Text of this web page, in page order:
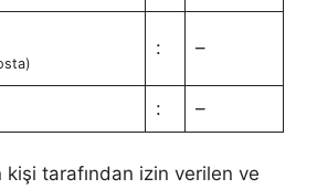
: –
: –
kişi tarafından izin verilen ve